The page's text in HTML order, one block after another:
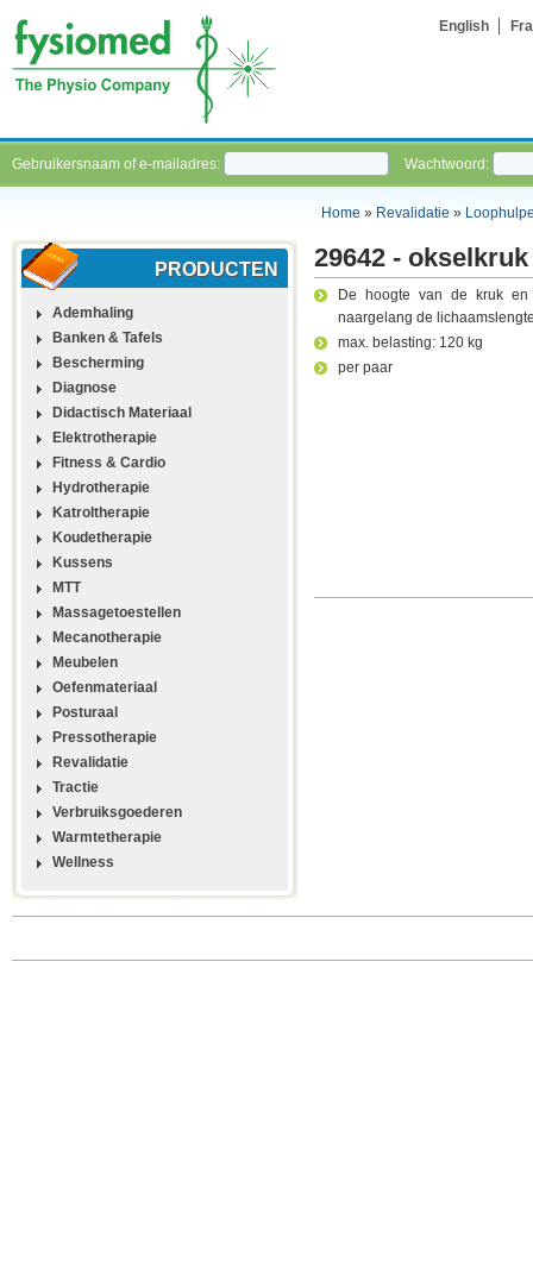
English
Gebruikersnaam of e-mailadres: Wachtwoord:
Home » Revalidatie »
PRODUCTEN
Ademhaling
Banken & Tafels
Bescherming
Diagnose
Didactisch Materiaal
Elektrotherapie
Fitness & Cardio
Hydrotherapie
Katroltherapie
Koudetherapie
Kussens
MTT
Massagetoestellen
Mecanotherapie
Meubelen
Oefenmateriaal
Posturaal
Pressotherapie
Revalidatie
Tractie
Verbruiksgoederen
Warmtetherapie
Wellness
29642 - okselkruk
De hoogte van de kruk
naargelang de
max. belasting: 120 kg
per paar